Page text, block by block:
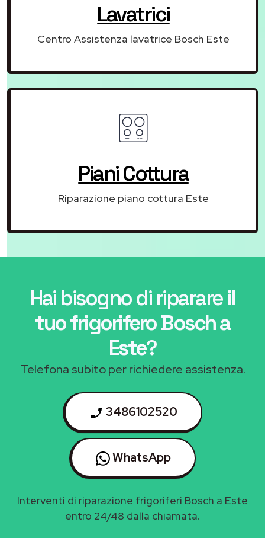
Lavatrici
Centro Assistenza lavatrice Bosch Este
Piani Cottura
Riparazione piano cottura Este
Hai bisogno di riparareil
tuo frigorifero Bosch a
Este?
Telefona subito per richiedere assistenza.
3486102520
WhatsApp
Interventi di riparazione frigoriferi Bosch a Este
entro 24/48 dalla chiamata.